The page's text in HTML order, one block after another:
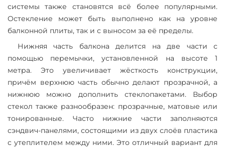
системы также становятся всё более популярными.
Остекление может быть выполнено как на уровне
балконной плиты, так и с выносом за её пределы.
Нижняя часть балкона делится на две части с
помощью перемычки, установленной на высоте 1
метра. Это увеличивает жёсткость конструкции,
причём верхнюю часть обычно делают прозрачной, а
нижнюю можно дополнить стеклопакетами. Выбор
стекол также разнообразен: прозрачные, матовые или
тонированные. Часто нижние части заполняются
сэндвич-панелями, состоящими из двух слоёв пластика
с утеплителем между ними. Это отличный вариант для